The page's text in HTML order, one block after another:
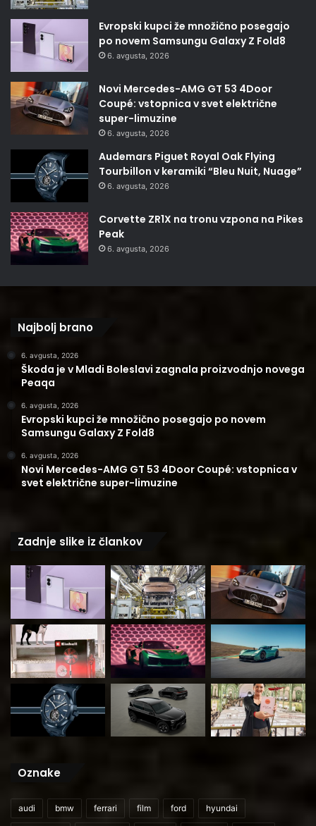
Evropski kupci že množično posegajo
po novem Samsungu Galaxy Z Fold8
6. avgusta, 2026
Novi Mercedes-AMG GT 53 4Door
Coupé: vstopnica v svet električne
super-limuzine
6. avgusta, 2026
Audemars Piguet Royal Oak Flying
Tourbillon v keramiki “Bleu Nuit, Nuage”
6. avgusta, 2026
Corvette ZR1X na tronu vzpona na Pikes
Peak
6. avgusta, 2026
Najbolj brano
6. avgusta, 2026
Škoda je v Mladi Boleslavi zagnala proizvodnjo novega
Peaqa
6. avgusta, 2026
Evropski kupci že množično posegajo po novem
Samsungu Galaxy Z Fold8
6. avgusta, 2026
Novi Mercedes-AMG GT 53 4Door Coupé: vstopnica v
svet električne super-limuzine
Zadnje slike iz člankov
Oznake
audi bmw ferrari film ford hyundai